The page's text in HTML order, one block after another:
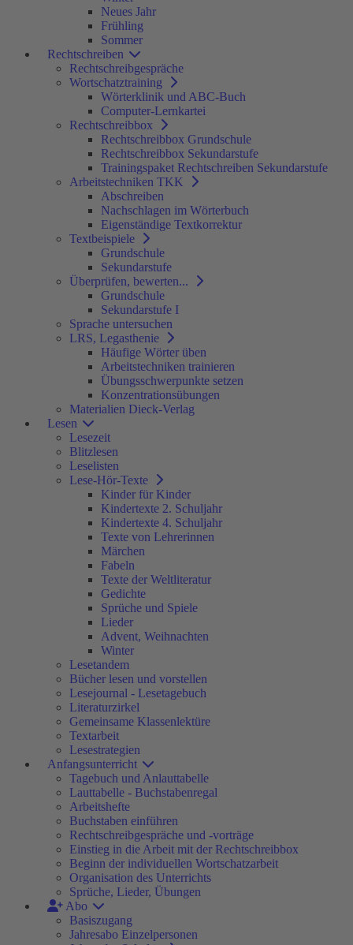
Neues Jahr
Frühling
Sommer
Rechtschreiben
Rechtschreibgespräche
Wortschatztraining
Wörterklinik und ABC-Buch
Computer-Lernkartei
Rechtschreibbox
Rechtschreibbox Grundschule
Rechtschreibbox Sekundarstufe
Trainingspaket Rechtschreiben Sekundarstufe
Arbeitstechniken TKK
Abschreiben
Nachschlagen im Wörterbuch
Eigenständige Textkorrektur
Textbeispiele
Grundschule
Sekundarstufe
Überprüfen, bewerten...
Grundschule
Sekundarstufe I
Sprache untersuchen
LRS, Legasthenie
Häufige Wörter üben
Arbeitstechniken trainieren
Übungsschwerpunkte setzen
Konzentrationsübungen
Materialien Dieck-Verlag
Lesen
Lesezeit
Blitzlesen
Leselisten
Lese-Hör-Texte
Kinder für Kinder
Kindertexte 2. Schuljahr
Kindertexte 4. Schuljahr
Texte von Lehrerinnen
Märchen
Fabeln
Texte der Weltliteratur
Gedichte
Sprüche und Spiele
Lieder
Advent, Weihnachten
Winter
Lesetandem
Bücher lesen und vorstellen
Lesejournal - Lesetagebuch
Literaturzirkel
Gemeinsame Klassenlektüre
Textarbeit
Lesestrategien
Anfangsunterricht
Tagebuch und Anlauttabelle
Lauttabelle - Buchstabenregal
Arbeitshefte
Buchstaben einführen
Rechtschreibgespräche und -vorträge
Einstieg in die Arbeit mit der Rechtschreibbox
Beginn der individuellen Wortschatzarbeit
Organisation des Unterrichts
Sprüche, Lieder, Übungen
Abo
Basiszugang
Jahresabo Einzelpersonen